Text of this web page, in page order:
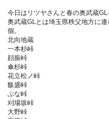
今日はリツヤさんと春の奥武蔵GL
奥武蔵GLとは埼玉県秩父地方に
個。
北向地蔵
一本杉峠
顔振峠
傘杉峠
花立松ノ峠
飯盛峠
ぶな峠
刈場坂峠
大野峠